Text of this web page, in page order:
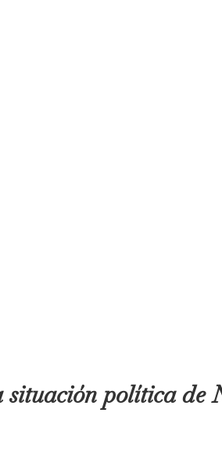
situación política de